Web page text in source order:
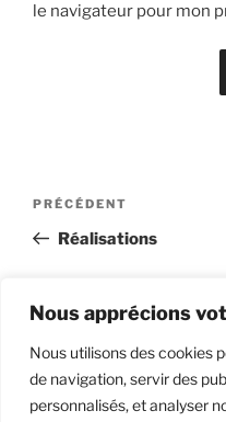
Nous apprécions
Nous utilisons des cookies
de navigation, servir des
personnalisés, et analyser
le navigateur pour mon
Navigation
l’article
Article
précédent
PRÉCÉDENT
Réalisations
Facebook
Instagram
LinkedIn
Google